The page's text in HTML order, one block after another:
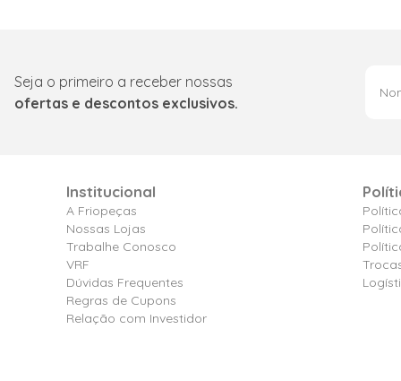
Seja o primeiro a receber nossas
ofertas e descontos exclusivos.
Institucional
A Friopeças
Nossas Lojas
Trabalhe Conosco
VRF
Dúvidas Frequentes
Regras de Cupons
Relação com Investidor